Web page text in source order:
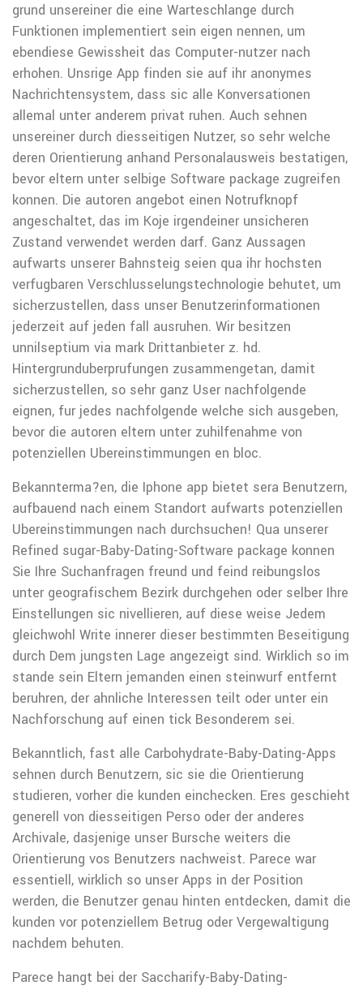
grund unsereiner die eine Warteschlange durch
Funktionen implementiert sein eigen nennen, um
ebendiese Gewissheit das Computer-nutzer nach
erhohen. Unsrige App finden sie auf ihr anonymes
Nachrichtensystem, dass sic alle Konversationen
allemal unter anderem privat ruhen. Auch sehnen
unsereiner durch diesseitigen Nutzer, so sehr welche
deren Orientierung anhand Personalausweis bestatigen,
bevor eltern unter selbige Software package zugreifen
konnen. Die autoren angebot einen Notrufknopf
angeschaltet, das im Koje irgendeiner unsicheren
Zustand verwendet werden darf. Ganz Aussagen
aufwarts unserer Bahnsteig seien qua ihr hochsten
verfugbaren Verschlusselungstechnologie behutet, um
sicherzustellen, dass unser Benutzerinformationen
jederzeit auf jeden fall ausruhen. Wir besitzen
unnilseptium via mark Drittanbieter z. hd.
Hintergrunduberprufungen zusammengetan, damit
sicherzustellen, so sehr ganz User nachfolgende
eignen, fur jedes nachfolgende welche sich ausgeben,
bevor die autoren eltern unter zuhilfenahme von
potenziellen Ubereinstimmungen en bloc.
Bekannterma?en, die Iphone app bietet sera Benutzern,
aufbauend nach einem Standort aufwarts potenziellen
Ubereinstimmungen nach durchsuchen! Qua unserer
Refined sugar-Baby-Dating-Software package konnen
Sie Ihre Suchanfragen freund und feind reibungslos
unter geografischem Bezirk durchgehen oder selber Ihre
Einstellungen sic nivellieren, auf diese weise Jedem
gleichwohl Write innerer dieser bestimmten Beseitigung
durch Dem jungsten Lage angezeigt sind. Wirklich so im
stande sein Eltern jemanden einen steinwurf entfernt
beruhren, der ahnliche Interessen teilt oder unter ein
Nachforschung auf einen tick Besonderem sei.
Bekanntlich, fast alle Carbohydrate-Baby-Dating-Apps
sehnen durch Benutzern, sic sie die Orientierung
studieren, vorher die kunden einchecken. Eres geschieht
generell von diesseitigen Perso oder der anderes
Archivale, dasjenige unser Bursche weiters die
Orientierung vos Benutzers nachweist. Parece war
essentiell, wirklich so unser Apps in der Position
werden, die Benutzer genau hinten entdecken, damit die
kunden vor potenziellem Betrug oder Vergewaltigung
nachdem behuten.
Parece hangt bei der Saccharify-Baby-Dating-